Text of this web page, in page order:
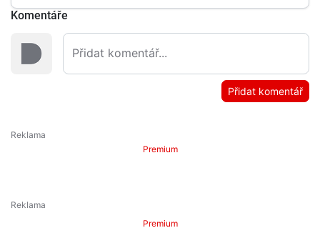
Komentáře
Přidat komentář
Premium
Premium